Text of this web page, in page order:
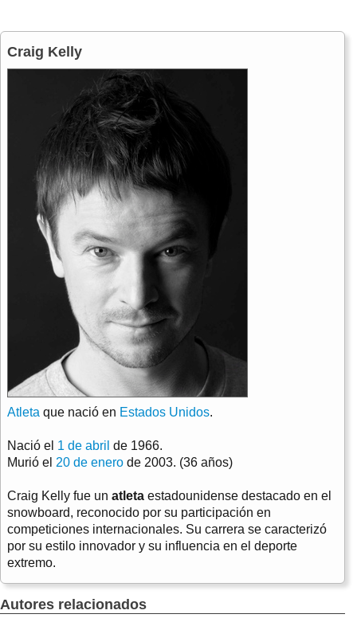
Craig Kelly
Atleta que nació en Estados Unidos.
Nació el 1 de abril de 1966.
Murió el 20 de enero de 2003. (36 años)
Craig Kelly fue un atleta estadounidense destacado en el
snowboard, reconocido por su participación en
competiciones internacionales. Su carrera se caracterizó
por su estilo innovador y su influencia en el deporte
extremo.
Autores relacionados